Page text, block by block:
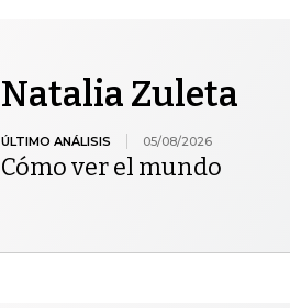
Natalia Zuleta
ÚLTIMO ANÁLISIS 05/08/2026
Cómo ver el mundo